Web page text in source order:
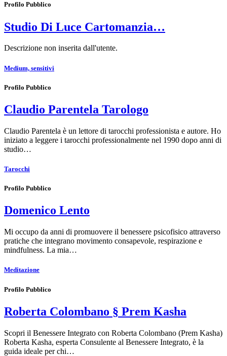
Profilo Pubblico
Studio Di Luce Cartomanzia…
Descrizione non inserita dall'utente.
Medium, sensitivi
Profilo Pubblico
Claudio Parentela Tarologo
Claudio Parentela è un lettore di tarocchi professionista e autore. Ho
iniziato a leggere i tarocchi professionalmente nel 1990 dopo anni di
studio…
Tarocchi
Profilo Pubblico
Domenico Lento
Mi occupo da anni di promuovere il benessere psicofisico attraverso
pratiche che integrano movimento consapevole, respirazione e
mindfulness. La mia…
Meditazione
Profilo Pubblico
Roberta Colombano § Prem Kasha
Scopri il Benessere Integrato con Roberta Colombano (Prem Kasha)
Roberta Kasha, esperta Consulente al Benessere Integrato, è la
guida ideale per chi…